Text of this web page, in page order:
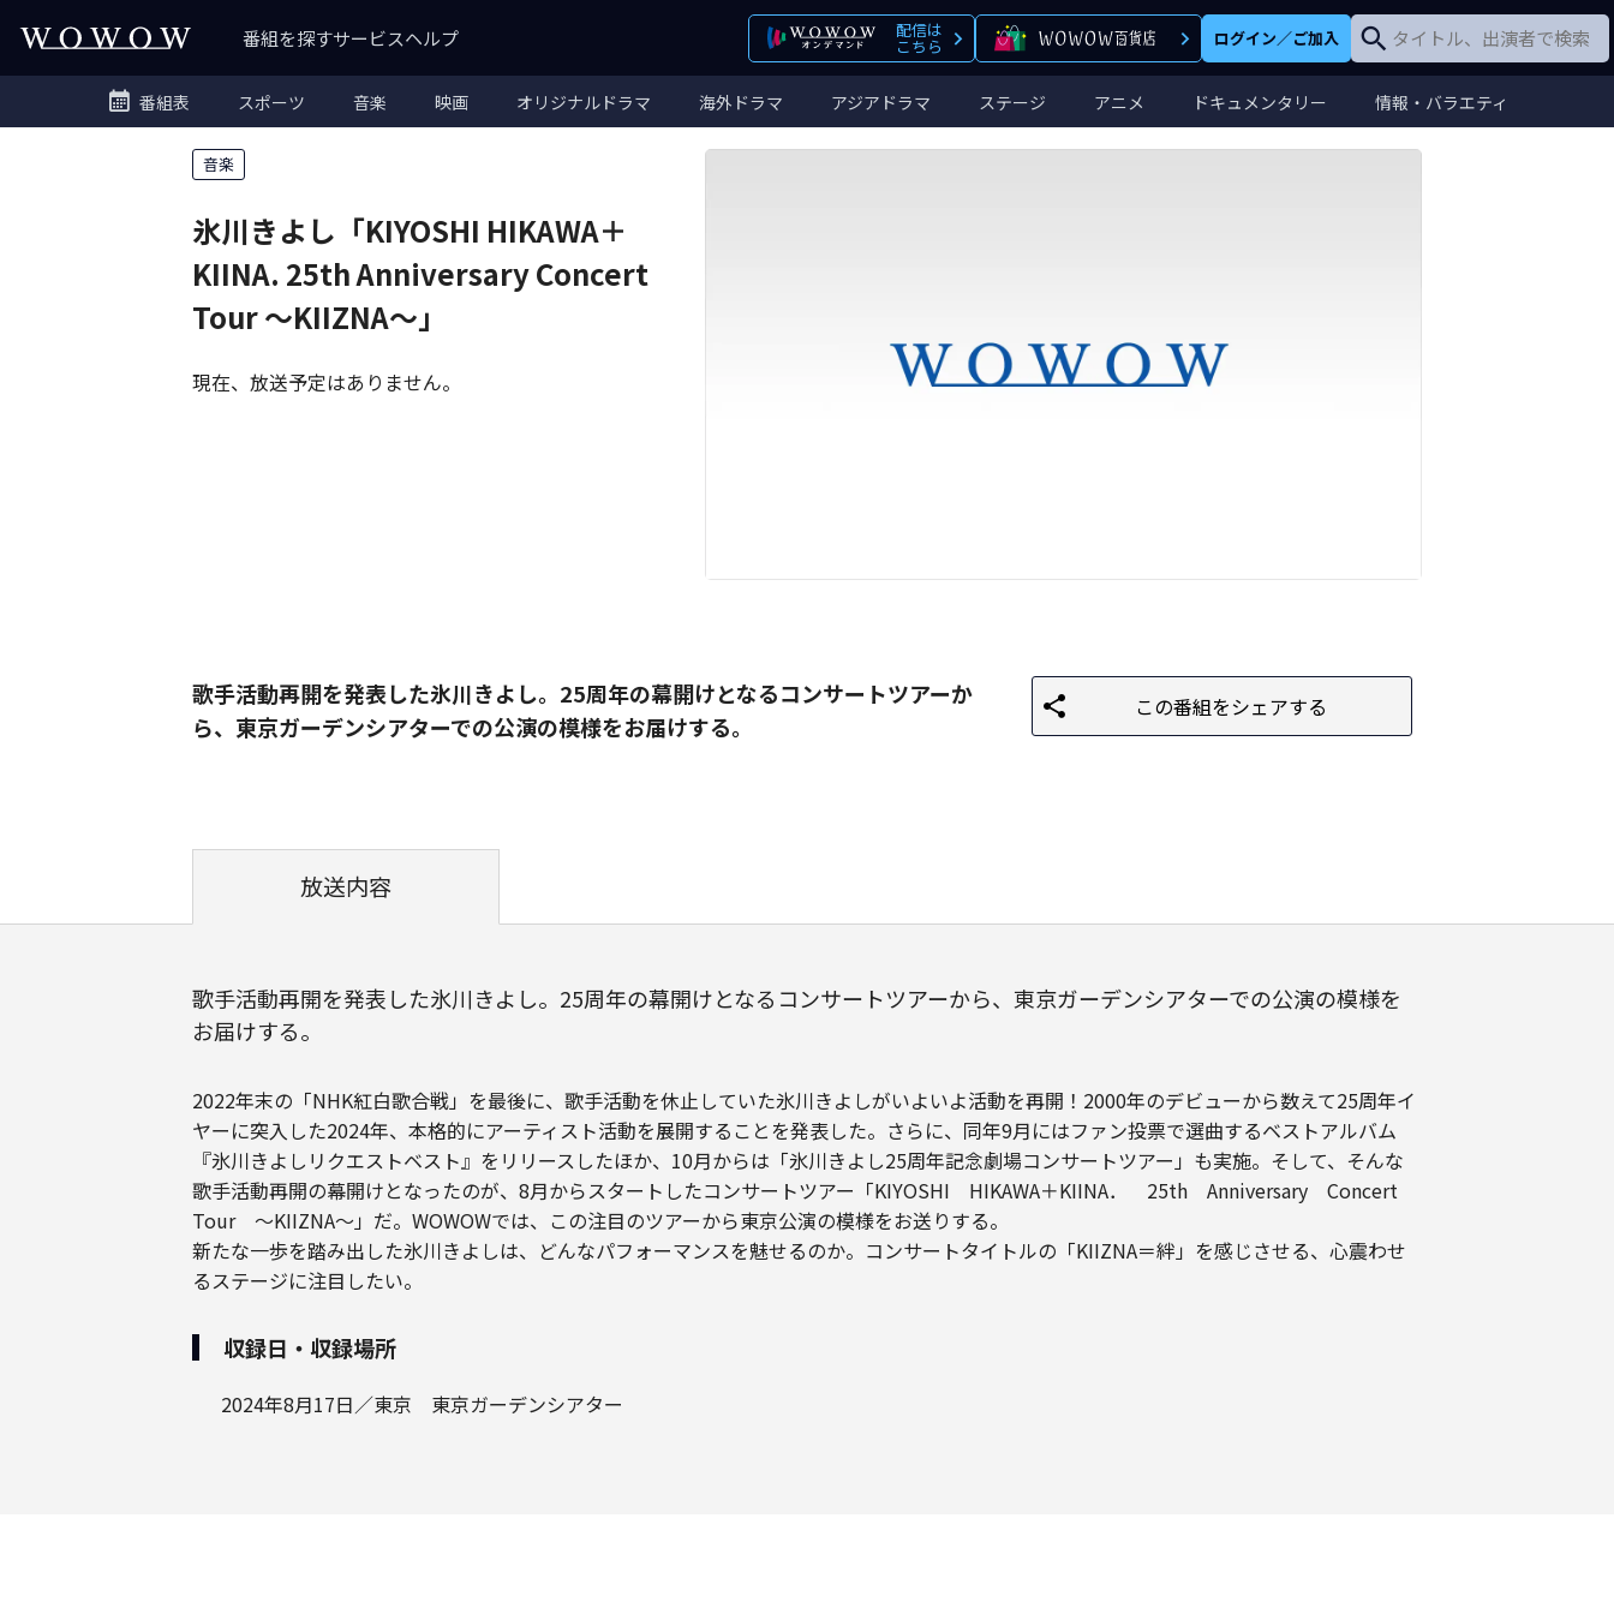
番組を探すサービスヘルプ 配信は
こちら ログイン／ご加入
番組表 スポーツ 音楽 映画 オリジナルドラマ 海外ドラマ アジアドラマ ステージ アニメ ドキュメンタリー 情報・バラエティ
音楽
氷川きよし「KIYOSHI HIKAWA＋
KIINA. 25th Anniversary Concert
Tour ～KIIZNA～」
現在、放送予定はありません。
歌手活動再開を発表した氷川きよし。25周年の幕開けとなるコンサートツアーか
ら、東京ガーデンシアターでの公演の模様をお届けする。
この番組をシェアする
放送内容
歌手活動再開を発表した氷川きよし。25周年の幕開けとなるコンサートツアーから、東京ガーデンシアターでの公演の模様を
お届けする。
2022年末の「NHK紅白歌合戦」を最後に、歌手活動を休止していた氷川きよしがいよいよ活動を再開！2000年のデビューから数えて25周年イ
ヤーに突入した2024年、本格的にアーティスト活動を展開することを発表した。さらに、同年9月にはファン投票で選曲するベストアルバム
『氷川きよしリクエストベスト』をリリースしたほか、10月からは「氷川きよし25周年記念劇場コンサートツアー」も実施。そして、そんな
歌手活動再開の幕開けとなったのが、8月からスタートしたコンサートツアー「KIYOSHI HIKAWA＋KIINA． 25th Anniversary Concert
Tour ～KIIZNA～」だ。WOWOWでは、この注目のツアーから東京公演の模様をお送りする。
新たな一歩を踏み出した氷川きよしは、どんなパフォーマンスを魅せるのか。コンサートタイトルの「KIIZNA＝絆」を感じさせる、心震わせ
るステージに注目したい。
収録日・収録場所
2024年8月17日／東京 東京ガーデンシアター